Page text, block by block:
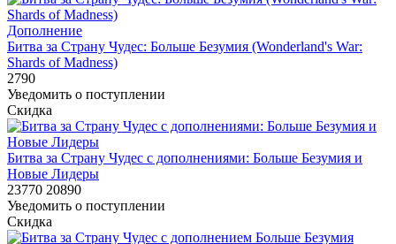
Дополнение
Битва за Страну Чудес: Больше Безумия (Wonderland's War:
Shards of Madness)
2790
Уведомить о поступлении
Скидка
Битва за Страну Чудес с дополнениями: Больше Безумия и
Новые Лидеры
23770 20890
Уведомить о поступлении
Скидка